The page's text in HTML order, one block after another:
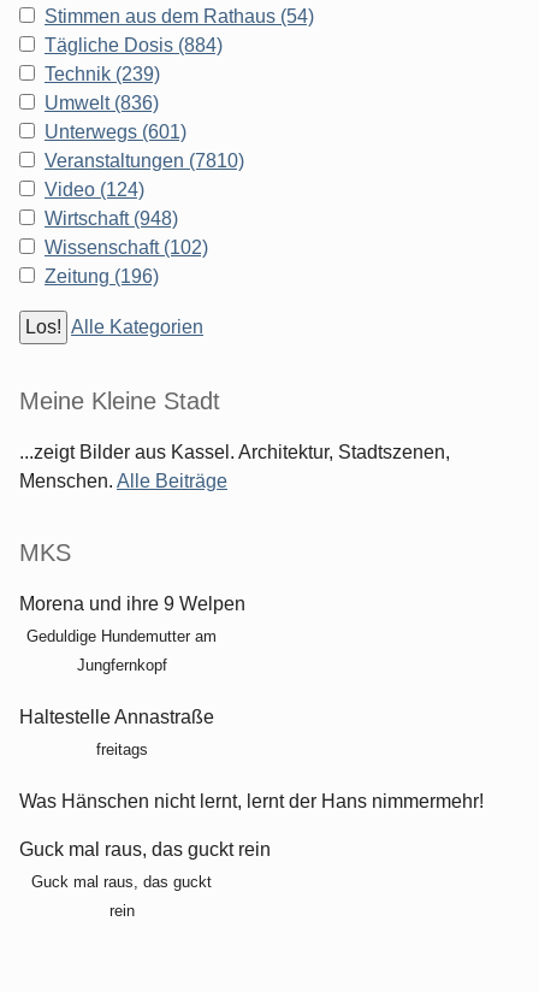
Stimmen aus dem Rathaus (54)
Tägliche Dosis (884)
Technik (239)
Umwelt (836)
Unterwegs (601)
Veranstaltungen (7810)
Video (124)
Wirtschaft (948)
Wissenschaft (102)
Zeitung (196)
Alle Kategorien
Meine Kleine Stadt
...zeigt Bilder aus Kassel. Architektur, Stadtszenen,
Menschen. Alle Beiträge
MKS
Morena und ihre 9 Welpen
Geduldige Hundemutter am
Jungfernkopf
Haltestelle Annastraße
freitags
Was Hänschen nicht lernt, lernt der Hans nimmermehr!
Guck mal raus, das guckt rein
Guck mal raus, das guckt
rein